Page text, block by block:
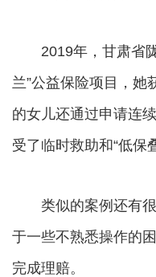
2019年，甘肃省陇
兰”公益保险项目，
的女儿还通过申请连
受了临时救助和“低保
类似的案例还有很
于一些不熟悉操作的
完成理赔。